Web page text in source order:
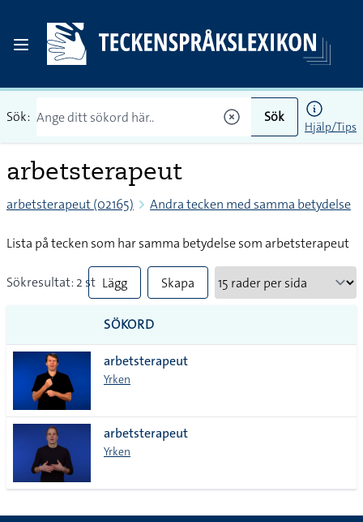
Sök: Sök
Hjälp/Tips
arbetsterapeut
arbetsterapeut (02165) Andra tecken med samma betydelse
Lista på tecken som har samma betydelse som arbetsterapeut
Sökresultat: 2 st Lägg
till
alla i
lista
Skapa
SÖKORD
arbetsterapeut
Yrken
arbetsterapeut
Yrken